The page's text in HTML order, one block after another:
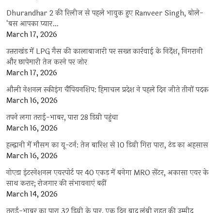
Dhurandhar 2 की रिलीज से पहले भावुक हुए Ranveer Singh, बोले-
‘बस आपका प्यार…
March 17, 2026
उत्तराखंड में LPG गैस की कालाबाजारी पर सख्त कार्रवाई के निर्देश, निगरानी
और छापेमारी तेज करने पर जोर
March 17, 2026
औली नेशनल स्कीइंग चैंपियनशिप: हिमाचल प्रदेश ने पहले दिन जीते तीनों पदक
March 16, 2026
तपने लगा तराई-भाबर, पारा 28 डिग्री पहुंचा
March 16, 2026
हल्द्वानी में मौसम का यू-टर्न: तेज बारिश से 10 डिग्री गिरा पारा, ठंड का अहसास
March 16, 2026
नोएडा इंटरनेशनल एयरपोर्ट पर 40 एकड़ में बनेगा MRO सेंटर, अकासा एयर के
साथ करार; रोजगार की संभावनाएं बढ़ीं
March 14, 2026